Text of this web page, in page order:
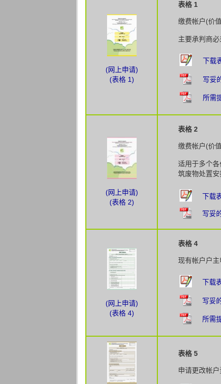
(网上申请)
(表格 1)
表格 1
缴费帐户(价
主要承判商
下载
写妥
所需
(网上申请)
(表格 2)
表格 2
缴费帐户(价
适用于多个
筑废物处置安
下载
写妥
(网上申请)
(表格 4)
表格 4
现有帐户户
下载
写妥
所需
表格 5
申请更改帐